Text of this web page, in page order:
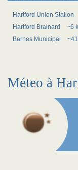
Hartford Union Station
Hartford Brainard
~6
Barnes Municipal
Méteo à